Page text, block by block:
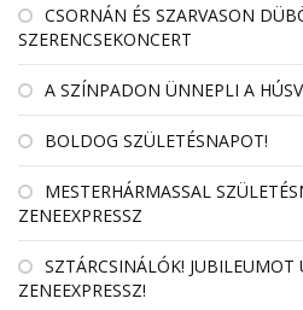
CSORNÁN ÉS SZARVASON
SZERENCSEKONCERT
A SZÍNPADON ÜNNEPLI A
BOLDOG SZÜLETÉSNAPOT!
MESTERHÁRMASSAL
ZENEEXPRESSZ
SZTÁRCSINÁLÓK! JUBILEUMOT
ZENEEXPRESSZ!